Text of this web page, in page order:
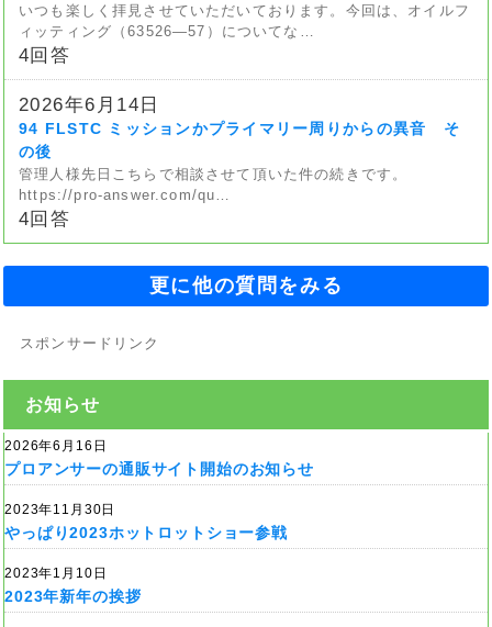
いつも楽しく拝見させていただいております。今回は、オイルフ
ィッティング（63526—57）についてな…
4回答
2026年6月14日
94 FLSTC ミッションかプライマリー周りからの異音 そ
の後
管理人様先日こちらで相談させて頂いた件の続きです。
https://pro-answer.com/qu…
4回答
更に他の質問をみる
スポンサードリンク
お知らせ
2026年6月16日
プロアンサーの通販サイト開始のお知らせ
2023年11月30日
やっぱり2023ホットロットショー参戦
2023年1月10日
2023年新年の挨拶